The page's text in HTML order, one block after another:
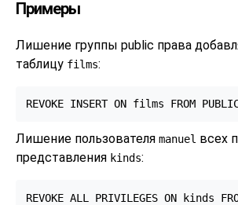
Примеры
Лишение группы public права
таблицу films:
REVOKE INSERT ON films FROM
Лишение пользователя manuel всех
представления kinds:
REVOKE ALL PRIVILEGES ON kinds